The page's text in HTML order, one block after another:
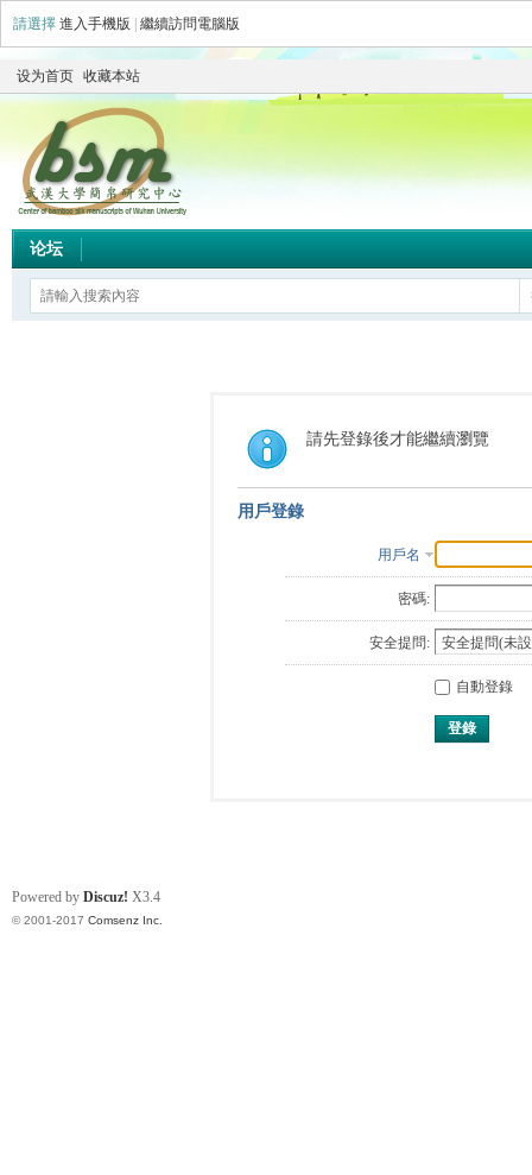
請選擇 進入手機版 繼續訪問電腦版
设为首页 收藏本站
论坛
請先登錄後才能繼續瀏覽
用戶登錄
用戶名
密碼:
安全提問:
自動登錄
登錄
Powered by Discuz! X3.4
© 2001-2017 Comsenz Inc.